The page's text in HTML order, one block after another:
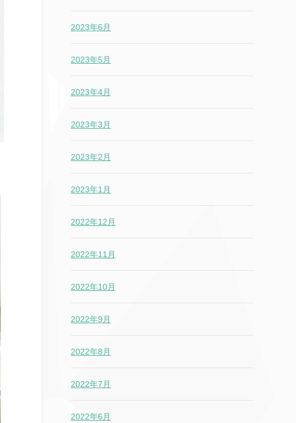
2023年6月
2023年5月
2023年4月
2023年3月
2023年2月
2023年1月
2022年12月
2022年11月
2022年10月
2022年9月
2022年8月
2022年7月
2022年6月